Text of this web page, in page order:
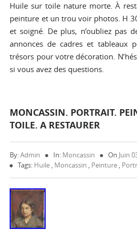
Huile sur toile nature morte. À
peinture et un trou voir photos. H
et soigné. De plus, n’oubliez pas
annonces de cadres et tableaux
trésors pour votre décoration.
si vous avez des questions.
MONCASSIN. PORTRAIT.
TOILE. A RESTAURER
By:Admin In: Moncassin On Juin
Tags: Huile , Moncassin , Peinture ,